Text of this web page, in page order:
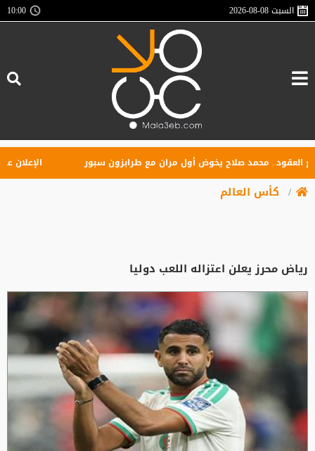
السبت2026-08-08
10:00
محمد صلاح يخوض أول مران مع طرابزون سبور الإعلان عن
كأس العالم
رياض محرز يعلن اعتزاله اللعب دوليا